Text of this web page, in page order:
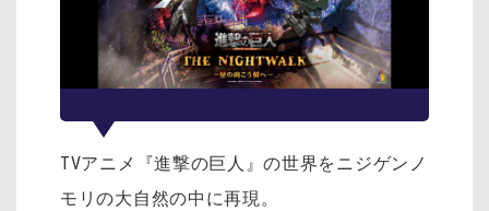
TVアニメ『進撃の巨人』の世界をニジゲンノ
モリの大自然の中に再現。